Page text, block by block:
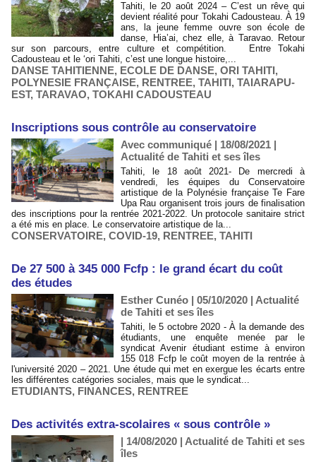
Tahiti, le 20 août 2024 – C’est un rêve qui
devient réalité pour Tokahi Cadousteau. À 19
ans, la jeune femme ouvre son école de
danse, Hia’ai, chez elle, à Taravao. Retour
sur son parcours, entre culture et compétition. Entre Tokahi
Cadousteau et le ‘ori Tahiti, c’est une longue histoire,...
DANSE TAHITIENNE, ECOLE DE DANSE, ORI TAHITI,
POLYNESIE FRANÇAISE, RENTREE, TAHITI, TAIARAPU-
EST, TARAVAO, TOKAHI CADOUSTEAU
Inscriptions sous contrôle au conservatoire
Avec communiqué | 18/08/2021 |
Actualité de Tahiti et ses îles
Tahiti, le 18 août 2021- De mercredi à
vendredi, les équipes du Conservatoire
artistique de la Polynésie française Te Fare
Upa Rau organisent trois jours de finalisation
des inscriptions pour la rentrée 2021-2022. Un protocole sanitaire strict
a été mis en place. Le conservatoire artistique de la...
CONSERVATOIRE, COVID-19, RENTREE, TAHITI
De 27 500 à 345 000 Fcfp : le grand écart du coût
des études
Esther Cunéo | 05/10/2020 | Actualité
de Tahiti et ses îles
Tahiti, le 5 octobre 2020 - À la demande des
étudiants, une enquête menée par le
syndicat Avenir étudiant estime à environ
155 018 Fcfp le coût moyen de la rentrée à
l'université 2020 – 2021. Une étude qui met en exergue les écarts entre
les différentes catégories sociales​, mais que le syndicat...
ETUDIANTS, FINANCES, RENTREE
Des activités extra-scolaires « sous contrôle »
| 14/08/2020 | Actualité de Tahiti et ses
îles